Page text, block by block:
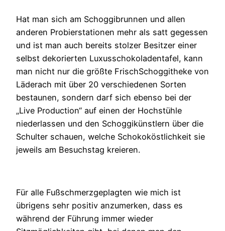
Hat man sich am Schoggibrunnen und allen
anderen Probierstationen mehr als satt gegessen
und ist man auch bereits stolzer Besitzer einer
selbst dekorierten Luxusschokoladentafel, kann
man nicht nur die größte FrischSchoggitheke von
Läderach mit über 20 verschiedenen Sorten
bestaunen, sondern darf sich ebenso bei der
„Live Production“ auf einen der Hochstühle
niederlassen und den Schoggikünstlern über die
Schulter schauen, welche Schokoköstlichkeit sie
jeweils am Besuchstag kreieren.
Für alle Fußschmerzgeplagten wie mich ist
übrigens sehr positiv anzumerken, dass es
während der Führung immer wieder